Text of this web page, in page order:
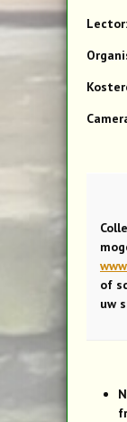
of
uw